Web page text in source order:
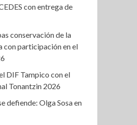
con entrega de
conservación de la
con participación en el
DIF Tampico con el
Tonantzin 2026
defiende: Olga Sosa en